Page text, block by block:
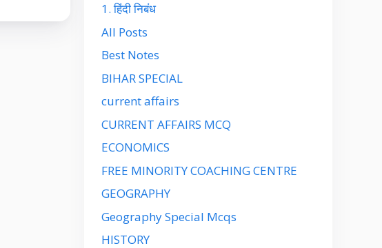
1. हिंदी निबंध
All Posts
Best Notes
BIHAR SPECIAL
current affairs
CURRENT AFFAIRS MCQ
ECONOMICS
FREE MINORITY COACHING CENTRE
GEOGRAPHY
Geography Special Mcqs
HISTORY